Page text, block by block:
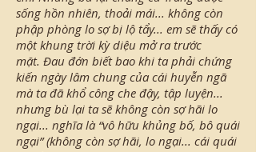
sống hồn nhiên, thoải mái... không còn
phập phòng lo sợ bị lộ tẩy... em sẽ thấy có
một khung trời kỳ diệu mở ra trước
mặt. Đau đớn biết bao khi ta phải chứng
kiến ngày lâm chung của cái huyễn ngã
mà ta đã khổ công che đậy, tập luyện...
nhưng bù lại ta sẽ không còn sợ hãi lo
ngại... nghĩa là “vô hữu khủng bố, bô quái
ngại” (không còn sợ hãi, lo ngại... cái quái